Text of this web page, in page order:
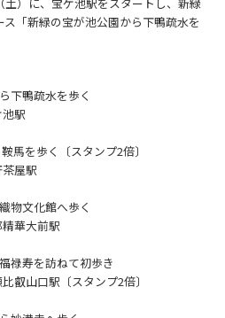
「新緑の宝が池公園から下鴨疏水を
下鴨疏水を歩く
駅
馬を歩く〔スタンプ2倍〕
茶屋駅
物文化館へ歩く
精華大前駅
禄寿を訪ねて初歩き
叡山口駅〔スタンプ2倍〕